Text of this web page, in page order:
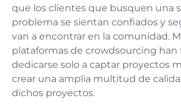
que los clientes que busquen una
problema se sientan confiados y
van a encontrar en la comunidad.
plataformas de crowdsourcing han
dedicarse solo a captar proyectos
crear una amplia multitud de
dichos proyectos.